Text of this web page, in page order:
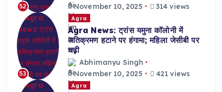
52
November 10, 2025
314 views
53
Agra
Agra News: ट्रांस यमुना कॉलोनी में
अतिक्रमण हटाने पर हंगामा; महिला जेसीबी पर
चढ़ी
Abhimanyu Singh
November 10, 2025
421 views
Agra